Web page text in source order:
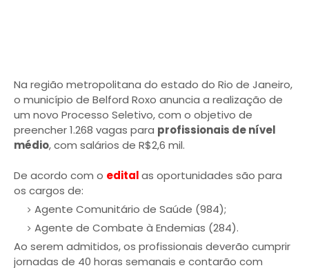
Na região metropolitana do estado do Rio de Janeiro,
o município de Belford Roxo anuncia a realização de
um novo Processo Seletivo, com o objetivo de
preencher 1.268 vagas para profissionais de nível
médio, com salários de R$2,6 mil.
De acordo com o editalas oportunidades são para
os cargos de:
Agente Comunitário de Saúde (984);
Agente de Combate à Endemias (284).
Ao serem admitidos, os profissionais deverão cumprir
jornadas de 40 horas semanais e contarão com